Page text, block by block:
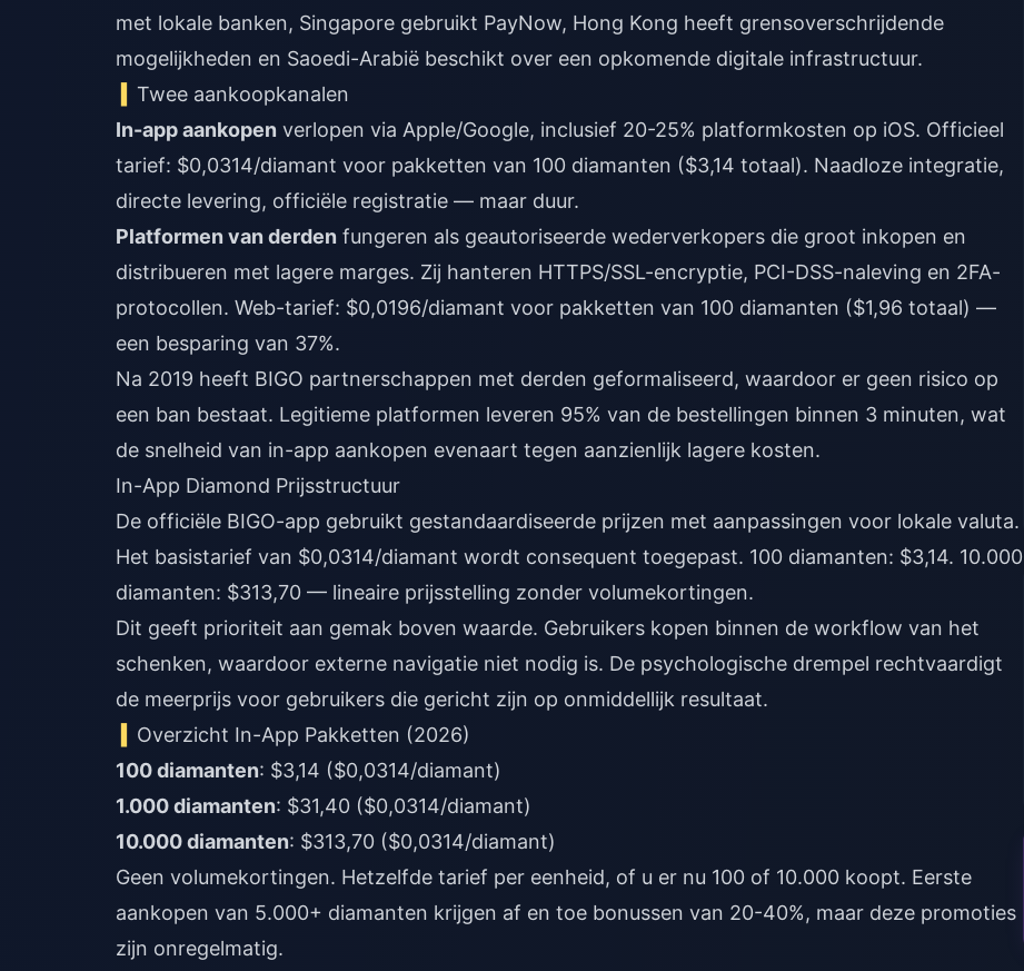
met lokale banken, Singapore gebruikt PayNow, Hong Kong heeft grensoverschrijdende
mogelijkheden en Saoedi-Arabië beschikt over een opkomende digitale infrastructuur.
Twee aankoopkanalen
In-app aankopen verlopen via Apple/Google, inclusief 20-25% platformkosten op iOS. Officieel
tarief: $0,0314/diamant voor pakketten van 100 diamanten ($3,14 totaal). Naadloze integratie,
directe levering, officiële registratie — maar duur.
Platformen van derden fungeren als geautoriseerde wederverkopers die groot inkopen en
distribueren met lagere marges. Zij hanteren HTTPS/SSL-encryptie, PCI-DSS-naleving en 2FA-
protocollen. Web-tarief: $0,0196/diamant voor pakketten van 100 diamanten ($1,96 totaal) —
een besparing van 37%.
Na 2019 heeft BIGO partnerschappen met derden geformaliseerd, waardoor er geen risico op
een ban bestaat. Legitieme platformen leveren 95% van de bestellingen binnen 3 minuten, wat
de snelheid van in-app aankopen evenaart tegen aanzienlijk lagere kosten.
In-App Diamond Prijsstructuur
De officiële BIGO-app gebruikt gestandaardiseerde prijzen met aanpassingen voor lokale valuta.
Het basistarief van $0,0314/diamant wordt consequent toegepast. 100 diamanten: $3,14. 10.000
diamanten: $313,70 — lineaire prijsstelling zonder volumekortingen.
Dit geeft prioriteit aan gemak boven waarde. Gebruikers kopen binnen de workflow van het
schenken, waardoor externe navigatie niet nodig is. De psychologische drempel rechtvaardigt
de meerprijs voor gebruikers die gericht zijn op onmiddellijk resultaat.
Overzicht In-App Pakketten (2026)
100 diamanten: $3,14 ($0,0314/diamant)
1.000 diamanten: $31,40 ($0,0314/diamant)
10.000 diamanten: $313,70 ($0,0314/diamant)
Geen volumekortingen. Hetzelfde tarief per eenheid, of u er nu 100 of 10.000 koopt. Eerste
aankopen van 5.000+ diamanten krijgen af en toe bonussen van 20-40%, maar deze promoties
zijn onregelmatig.